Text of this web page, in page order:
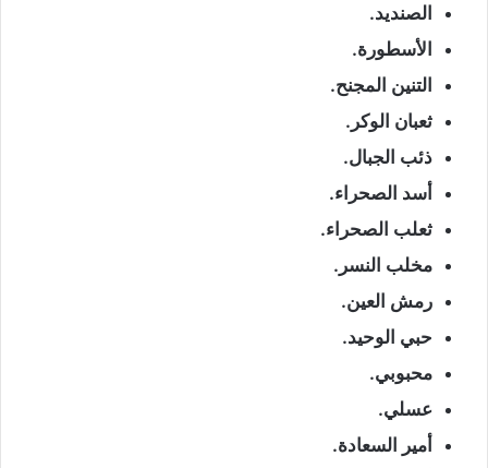
الصنديد.
الأسطورة.
التنين المجنح.
ثعبان الوكر.
ذئب الجبال.
أسد الصحراء.
ثعلب الصحراء.
مخلب النسر.
رمش العين.
حبي الوحيد.
محبوبي.
عسلي.
أمير السعادة.